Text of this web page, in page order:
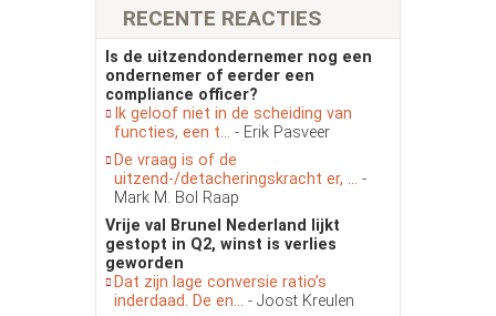
RECENTE REACTIES
Is de uitzendondernemer nog een
ondernemer of eerder een
compliance officer?
Ik geloof niet in de scheiding van
functies, een t... - Erik Pasveer
De vraag is of de
uitzend-/detacheringskracht er, ... -
Mark M. Bol Raap
Vrije val Brunel Nederland lijkt
gestopt in Q2, winst is verlies
geworden
Dat zijn lage conversie ratio’s
inderdaad. De en... - Joost Kreulen